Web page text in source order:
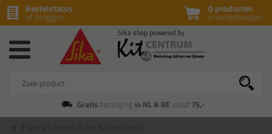
0 producten
in winkelwagen
Bestelstatus
of inloggen
Gratisbezorging in NL & BEvanaf75,-